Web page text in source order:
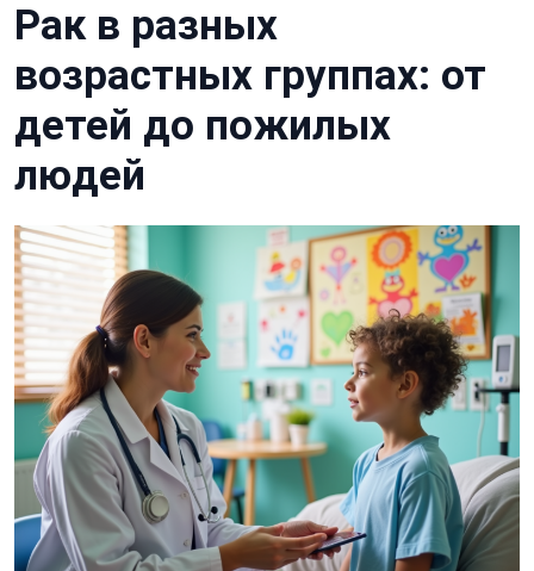
Рак в разных
возрастных группах: от
детей до пожилых
людей